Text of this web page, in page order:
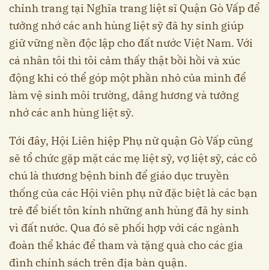
chỉnh trang tại Nghĩa trang liệt sĩ Quận Gò Vấp để
tưởng nhớ các anh hùng liệt sỹ đã hy sinh giúp
giữ vững nền độc lập cho đất nước Việt Nam. Với
cá nhân tôi thì tôi cảm thấy thật bồi hồi và xúc
động khi có thể góp một phần nhỏ của mình để
làm vệ sinh môi trường, dâng hương và tưởng
nhớ các anh hùng liệt sỹ.
Tới đây, Hội Liên hiệp Phụ nữ quận Gò Vấp cũng
sẽ tổ chức gặp mặt các mẹ liệt sỹ, vợ liệt sỹ, các cô
chú là thương bệnh binh để giáo dục truyền
thống của các Hội viên phụ nữ đặc biệt là các bạn
trẻ để biết tôn kính những anh hùng đã hy sinh
vì đất nước. Qua đó sẽ phối hợp với các ngành
đoàn thể khác để tham và tặng quà cho các gia
đình chính sách trên địa bàn quận.